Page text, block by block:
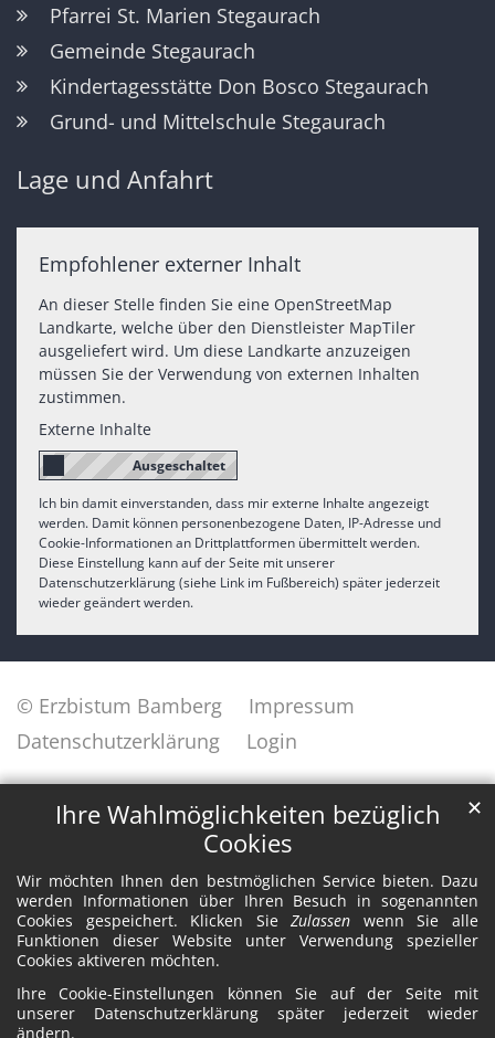
Ihre Wahlmöglichkeiten bezüglich
Cookies
Wir möchten Ihnen den bestmöglichen Service bieten. Dazu
werden Informationen über Ihren Besuch in sogenannten
Cookies gespeichert. Klicken SieZulassen wenn Sie alle
Funktionen dieser Website unter Verwendung spezieller
Cookies aktiveren möchten.
Ihre Cookie-Einstellungen können Sie auf der Seite mit
unserer Datenschutzerklärung später jederzeit wieder
ändern.
✕
Pfarrei St. Marien Stegaurach
Gemeinde Stegaurach
Kindertagesstätte Don Bosco Stegaurach
Grund- und Mittelschule Stegaurach
Lage und Anfahrt
Empfohlener externer Inhalt
An dieser Stelle finden Sie eine OpenStreetMap
Landkarte, welche über den Dienstleister MapTiler
ausgeliefert wird. Um diese Landkarte anzuzeigen
müssen Sie der Verwendung von externen Inhalten
zustimmen.
Externe Inhalte
Ich bin damit einverstanden, dass mir externe Inhalte angezeigt
werden. Damit können personenbezogene Daten, IP-Adresse und
Cookie-Informationen an Drittplattformen übermittelt werden.
Diese Einstellung kann auf der Seite mit unserer
Datenschutzerklärung (siehe Link im Fußbereich) später jederzeit
wieder geändert werden.
© Erzbistum Bamberg
Impressum
Datenschutzerklärung
Login